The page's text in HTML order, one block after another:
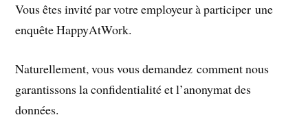
Vous êtes invité par votre employeur à participer une
enquête HappyAtWork.
Naturellement, vous vous demandez comment nous
garantissons la confidentialité et l’anonymat des
données.